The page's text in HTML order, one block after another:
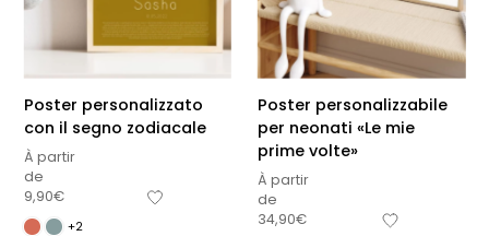
Poster personalizzato
con il segno zodiacale
À partir
de
9,90€
+2
Poster personalizzabile
per neonati «Le mie
prime volte»
À partir
de
34,90€